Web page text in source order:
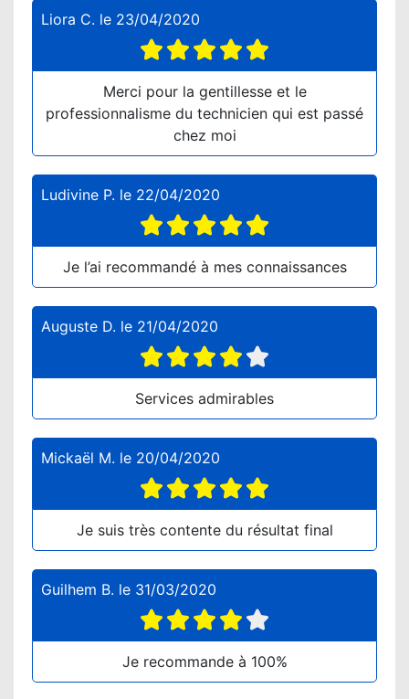
Liora C. le 23/04/2020
Merci pour la gentillesse et le
professionnalisme du technicien qui est passé
chez moi
Ludivine P. le 22/04/2020
Je l’ai recommandé à mes connaissances
Auguste D. le 21/04/2020
Services admirables
Mickaël M. le 20/04/2020
Je suis très contente du résultat final
Guilhem B. le 31/03/2020
Je recommande à 100%